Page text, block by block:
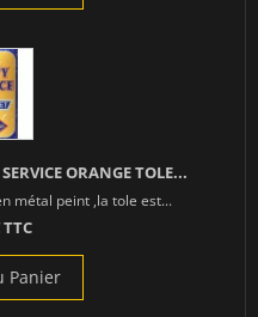
ORANGE TOLE...
métal peint ,la tole est...
Panier